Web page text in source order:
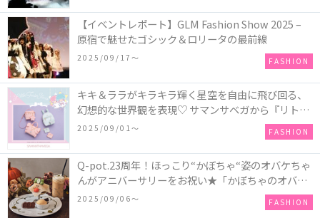
【イベントレポート】GLM Fashion Show 2025 –
原宿で魅せたゴシック＆ロリータの最前線
2025/09/17〜 FASHION
キキ＆ララがキラキラ輝く星空を自由に飛び回る、
幻想的な世界観を表現♡ サマンサベガから『リトル
ツインスターズ』50周年アニバーサリーイヤー』を
2025/09/01〜 FASHION
Q-pot.23周年！ほっこり“かぼちゃ“姿のオバケちゃ
んがアニバーサリーをお祝い★「かぼちゃのオバケ
ーキアクセサリー」が新発売！Q-pot CAFE.では
「かぼちゃのオバケーキプレート」も登場
2025/09/06〜 FASHION